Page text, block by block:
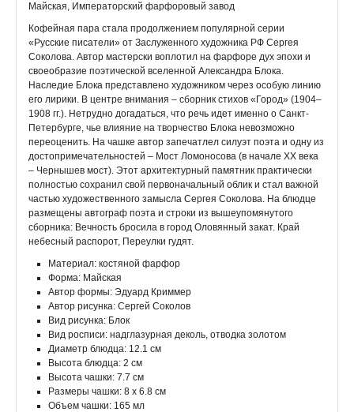
Майская, Императорский фарфоровый завод
Кофейная пара стала продолжением популярной серии
«Русские писатели» от Заслуженного художника РФ Сергея
Соколова. Автор мастерски воплотил на фарфоре дух эпохи и
своеобразие поэтической вселенной Александра Блока.
Наследие Блока представлено художником через особую линию
его лирики. В центре внимания – сборник стихов «Город» (1904–
1908 гг.). Нетрудно догадаться, что речь идет именно о Санкт-
Петербурге, чье влияние на творчество Блока невозможно
переоценить. На чашке автор запечатлел силуэт поэта и одну из
достопримечательностей – Мост Ломоносова (в начале XX века
– Чернышев мост). Этот архитектурный памятник практически
полностью сохранил свой первоначальный облик и стал важной
частью художественного замысла Сергея Соколова. На блюдце
размещены автограф поэта и строки из вышеупомянутого
сборника: Вечность бросила в город Оловянный закат. Край
небесный распорот, Переулки гудят.
Материал: костяной фарфор
Форма: Майская
Автор формы: Эдуард Криммер
Автор рисунка: Сергей Соколов
Вид рисунка: Блок
Вид росписи: надглазурная деколь, отводка золотом
Диаметр блюдца: 12.1 см
Высота блюдца: 2 см
Высота чашки: 7.7 см
Размеры чашки: 8 x 6.8 см
Объем чашки: 165 мл